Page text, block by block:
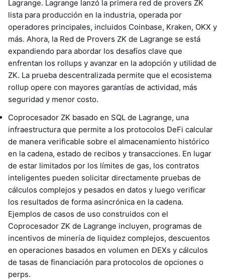
Lagrange. Lagrange lanzó la primera red de provers ZK
lista para producción en la industria, operada por
operadores principales, incluidos Coinbase, Kraken, OKX y
más. Ahora, la Red de Provers ZK de Lagrange se está
expandiendo para abordar los desafíos clave que
enfrentan los rollups y avanzar en la adopción y utilidad de
ZK. La prueba descentralizada permite que el ecosistema
rollup opere con mayores garantías de actividad, más
seguridad y menor costo.
Coprocesador ZK basado en SQL de Lagrange, una
infraestructura que permite a los protocolos DeFi calcular
de manera verificable sobre el almacenamiento histórico
en la cadena, estado de recibos y transacciones. En lugar
de estar limitados por los límites de gas, los contratos
inteligentes pueden solicitar directamente pruebas de
cálculos complejos y pesados en datos y luego verificar
los resultados de forma asincrónica en la cadena.
Ejemplos de casos de uso construidos con el
Coprocesador ZK de Lagrange incluyen, programas de
incentivos de minería de liquidez complejos, descuentos
en operaciones basados en volumen en DEXs y cálculos
de tasas de financiación para protocolos de opciones o
perps.